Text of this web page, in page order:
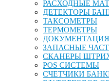
РАСХОДНЫЕ
ДЕТЕКТОРЫ
ТАКСОМЕТРЫ
ТЕРМОМЕТРЫ
ДОКУМЕНТАЦИЯ
ЗАПАСНЫЕ
СКАНЕРЫ
POS СИСТЕМЫ
СЧЕТЧИКИ